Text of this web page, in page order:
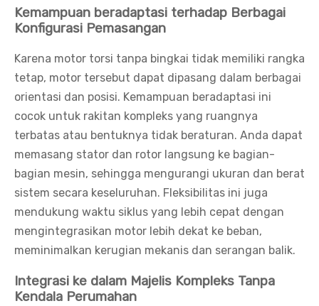
Kemampuan beradaptasi terhadap Berbagai
Konfigurasi Pemasangan
Karena motor torsi tanpa bingkai tidak memiliki rangka
tetap, motor tersebut dapat dipasang dalam berbagai
orientasi dan posisi. Kemampuan beradaptasi ini
cocok untuk rakitan kompleks yang ruangnya
terbatas atau bentuknya tidak beraturan. Anda dapat
memasang stator dan rotor langsung ke bagian-
bagian mesin, sehingga mengurangi ukuran dan berat
sistem secara keseluruhan. Fleksibilitas ini juga
mendukung waktu siklus yang lebih cepat dengan
mengintegrasikan motor lebih dekat ke beban,
meminimalkan kerugian mekanis dan serangan balik.
Integrasi ke dalam Majelis Kompleks Tanpa
Kendala Perumahan